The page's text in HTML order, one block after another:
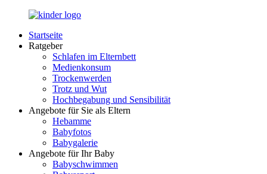
Zurück
Inhalt
LuckyKids.de
Das
Nachwuchs
Startseite
Ratgeber
Schlafen im Elternbett
Medienkonsum
Trockenwerden
Trotz und Wut
Hochbegabung und Sensibilität
Angebote für Sie als Eltern
Hebamme
Babyfotos
Babygalerie
Angebote für Ihr Baby
Babyschwimmen